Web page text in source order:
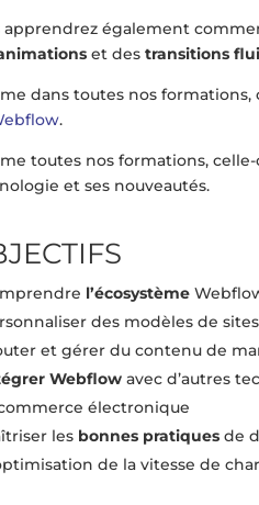
apprendrez également
et destransitions
dans toutes nos
.
toutes nos formations,
et ses nouveautés.
l’écosystème
des modèles de
et gérer du contenu de
Webflow avec d’autres
électronique
les bonnes pratiques de
de la vitesse de